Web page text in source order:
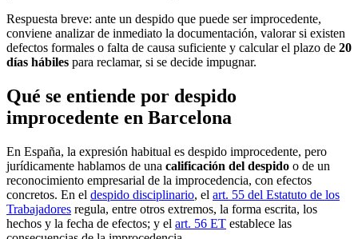
Respuesta breve: ante un despido que puede ser improcedente,
conviene analizar de inmediato la documentación, valorar si existen
defectos formales o falta de causa suficiente y calcular el plazo de 20
días hábiles para reclamar, si se decide impugnar.
Qué se entiende por despido
improcedente en Barcelona
En España, la expresión habitual es despido improcedente, pero
jurídicamente hablamos de una calificación del despido o de un
reconocimiento empresarial de la improcedencia, con efectos
concretos. En el despido disciplinario, el art. 55 del Estatuto de los
Trabajadores regula, entre otros extremos, la forma escrita, los
hechos y la fecha de efectos; y el art. 56 ET establece las